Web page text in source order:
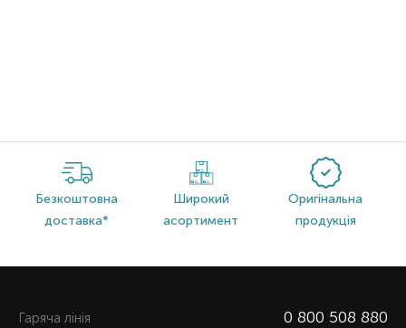
Безкоштовна
доставка*
Широкий
асортимент
Оригінальна
продукція
Гаряча лiнiя 0 800 508 880